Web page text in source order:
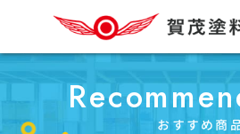
おすすめ商